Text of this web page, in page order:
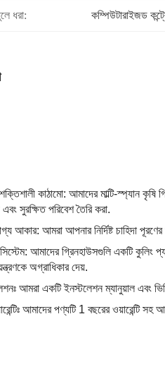
ধরা: কম্পিউটারাইজড
কাঠামো: আমাদের মাল্টি-স্প্যান
সুরক্ষিত পরিবেশ তৈরি করা.
আকার: আমরা আপনার নির্দিষ্ট চাহিদা
আমাদের গ্রিনহাউসগুলি একটি কুলিং
অগ্রাধিকার দেয়.
আমরা একটি ইনস্টলেশন ম্যানুয়াল এবং
আমাদের পণ্যটি 1 বছরের ওয়ারেন্টি